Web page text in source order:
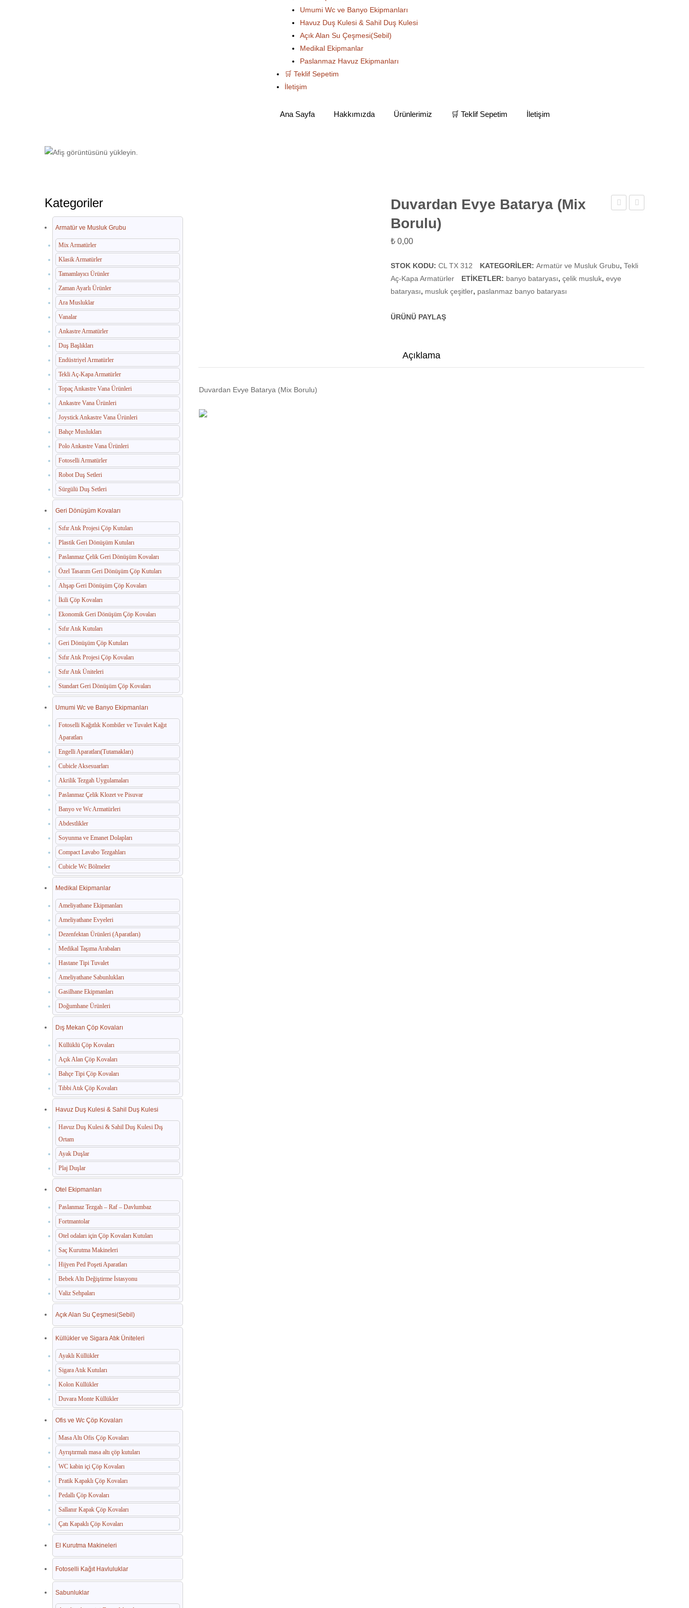
Umumi Wc ve Banyo Ekipmanları
Havuz Duş Kulesi & Sahil Duş Kulesi
Açık Alan Su Çeşmesi(Sebil)
Medikal Ekipmanlar
Paslanmaz Havuz Ekipmanları
🛒 Teklif Sepetim
İletişim
Ana Sayfa Hakkımızda Ürünlerimiz 🛒 Teklif Sepetim İletişim
Kategoriler
Armatür ve Musluk Grubu
Mix Armatürler
Klasik Armatürler
Tamamlayıcı Ürünler
Zaman Ayarlı Ürünler
Ara Musluklar
Vanalar
Ankastre Armatürler
Duş Başlıkları
Endüstriyel Armatürler
Tekli Aç-Kapa Armatürler
Topaç Ankastre Vana Ürünleri
Ankastre Vana Ürünleri
Joystick Ankastre Vana Ürünleri
Bahçe Muslukları
Polo Ankastre Vana Ürünleri
Fotoselli Armatürler
Robot Duş Setleri
Sürgülü Duş Setleri
Geri Dönüşüm Kovaları
Sıfır Atık Projesi Çöp Kutuları
Plastik Geri Dönüşüm Kutuları
Paslanmaz Çelik Geri Dönüşüm Kovaları
Özel Tasarım Geri Dönüşüm Çöp Kutuları
Ahşap Geri Dönüşüm Çöp Kovaları
İkili Çöp Kovaları
Ekonomik Geri Dönüşüm Çöp Kovaları
Sıfır Atık Kutuları
Geri Dönüşüm Çöp Kutuları
Sıfır Atık Projesi Çöp Kovaları
Sıfır Atık Üniteleri
Standart Geri Dönüşüm Çöp Kovaları
Umumi Wc ve Banyo Ekipmanları
Fotoselli Kağıtlık Kombiler ve Tuvalet Kağıt
Aparatları
Engelli Aparatları(Tutamakları)
Cubicle Aksesuarları
Akrilik Tezgah Uygulamaları
Paslanmaz Çelik Klozet ve Pisuvar
Banyo ve Wc Armatürleri
Abdestlikler
Soyunma ve Emanet Dolapları
Compact Lavabo Tezgahları
Cubicle Wc Bölmeler
Medikal Ekipmanlar
Ameliyathane Ekipmanları
Ameliyathane Evyeleri
Dezenfektan Ürünleri (Aparatları)
Medikal Taşıma Arabaları
Hastane Tipi Tuvalet
Ameliyathane Sabunlukları
Gasilhane Ekipmanları
Doğumhane Ürünleri
Dış Mekan Çöp Kovaları
Küllüklü Çöp Kovaları
Açık Alan Çöp Kovaları
Bahçe Tipi Çöp Kovaları
Tıbbi Atık Çöp Kovaları
Havuz Duş Kulesi & Sahil Duş Kulesi
Havuz Duş Kulesi & Sahil Duş Kulesi Dış
Ortam
Ayak Duşlar
Plaj Duşlar
Otel Ekipmanları
Paslanmaz Tezgah – Raf – Davlumbaz
Fortmantolar
Otel odaları için Çöp Kovaları Kutuları
Saç Kurutma Makineleri
Hijyen Ped Poşeti Aparatları
Bebek Altı Değiştirme İstasyonu
Valiz Sehpaları
Açık Alan Su Çeşmesi(Sebil)
Küllükler ve Sigara Atık Üniteleri
Ayaklı Küllükler
Sigara Atık Kutuları
Kolon Küllükler
Duvara Monte Küllükler
Ofis ve Wc Çöp Kovaları
Masa Altı Ofis Çöp Kovaları
Ayrıştırmalı masa altı çöp kutuları
WC kabin içi Çöp Kovaları
Pratik Kapaklı Çöp Kovaları
Pedallı Çöp Kovaları
Sallanır Kapak Çöp Kovaları
Çatı Kapaklı Çöp Kovaları
El Kurutma Makineleri
Fotoselli Kağıt Havluluklar
Sabunluklar
Duvardan Evye Batarya (Mix
Borulu)
₺ 0,00
STOK KODU: CL TX 312 KATEGORILER: Armatür ve Musluk Grubu, Tekli
Aç-Kapa Armatürler
ETIKETLER: banyo bataryası, çelik musluk, evye
bataryası, musluk çeşitler, paslanmaz banyo bataryası
ÜRÜNÜ PAYLAŞ
Açıklama
Duvardan Evye Batarya (Mix Borulu)